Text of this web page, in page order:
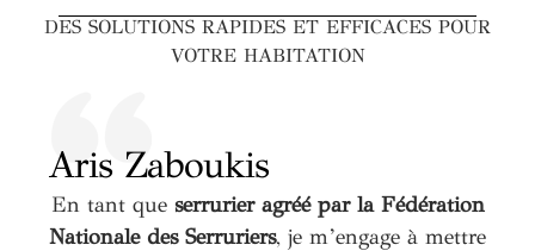
DES SOLUTIONS RAPIDES ET EFFICACES POUR
VOTRE HABITATION
Aris Zaboukis
En tant que serrurier agréé par la Fédération
Nationale des Serruriers, je m’engage à mettre